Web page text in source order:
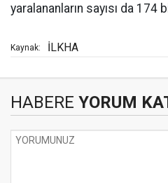
yaralananların sayısı da 174
Kaynak: İLKHA
HABERE YORUM